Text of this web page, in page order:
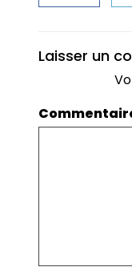
Laisser un